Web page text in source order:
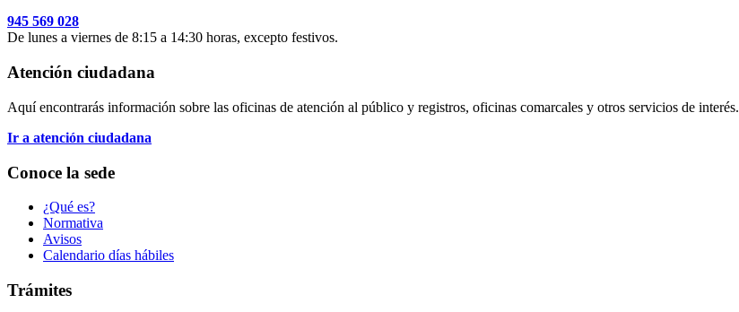
945 569 028
De lunes a viernes de 8:15 a 14:30 horas, excepto festivos.
Atención ciudadana
Aquí encontrarás información sobre las oficinas de atención al público y registros, oficinas comarcales y otros servicios de interés.
Ir a atención ciudadana
Conoce la sede
¿Qué es?
Normativa
Avisos
Calendario días hábiles
Trámites